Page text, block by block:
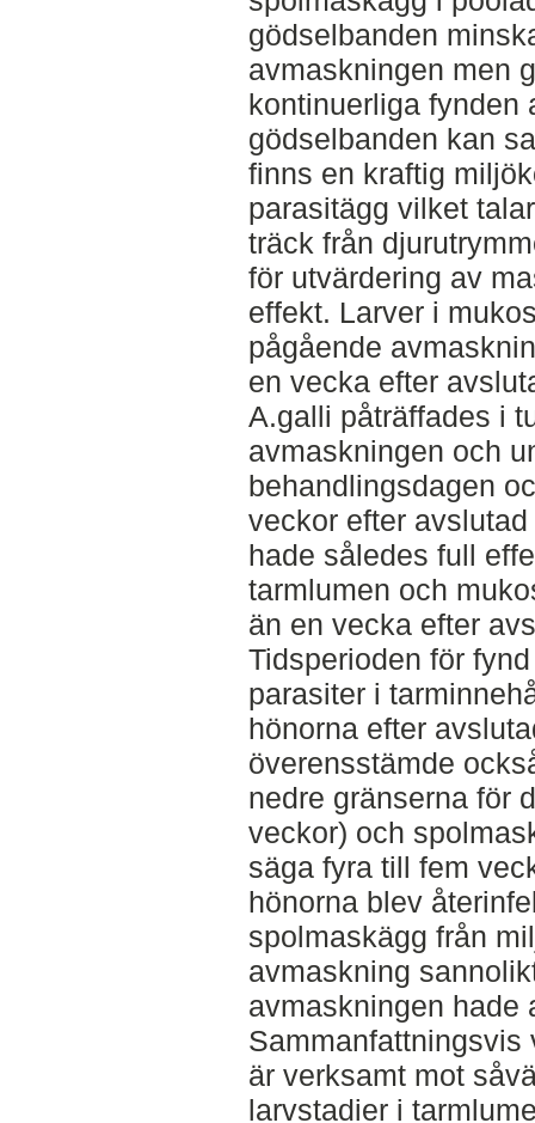
gödselbanden
avmaskningen men
kontinuerliga fynden
gödselbanden kan
finns en kraftig
parasitägg vilket
träck från
för utvärdering av
effekt. Larver i
pågående
en vecka efter
A.galli påträffades i
avmaskningen och
behandlingsdagen
veckor efter
hade således full
tarmlumen och
än en vecka efter
Tidsperioden för
parasiter i
hönorna efter
överensstämde
nedre gränserna för
veckor) och
säga fyra till fem
hönorna blev
spolmaskägg från
avmaskning
avmaskningen hade
Sammanfattningsvis
är verksamt mot
larvstadier i